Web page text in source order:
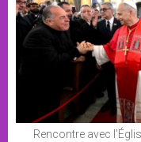
Rencontre avec